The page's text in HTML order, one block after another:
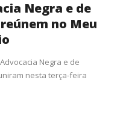
Negra e de
no Meu
Negra e de
nesta terça-feira